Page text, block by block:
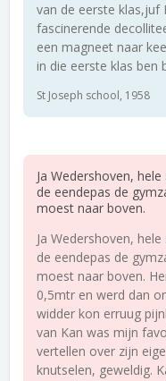
van de eerste klas,juf
fascinerende
een magneet naar
in die eerste klas ben
St Joseph school, 1958
Ja Wedershoven,
de eendepas de
moest naar boven.
Ja Wedershoven,
de eendepas de
moest naar boven.
0,5mtr en werd dan
widder kon erruug
van Kan was mijn
vertellen over zijn
knutselen, geweldig.